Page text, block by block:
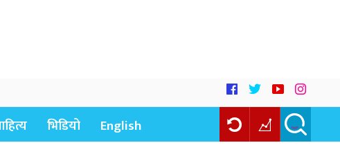
भिडियो English